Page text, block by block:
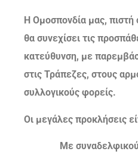
Η Ομοσπονδία μας, πιστή
θα συνεχίσει τις
κατεύθυνση, με
στις Τράπεζες, στους
συλλογικούς φορείς.
Οι μεγάλες προκλήσεις
Με